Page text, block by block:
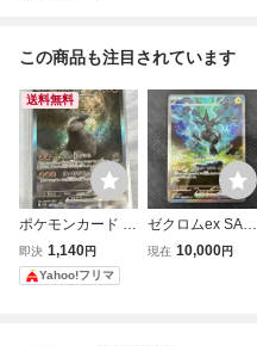
この商品も注目されています
送料無料
ポケモンカード ド
リュウズex SAR S
V11B 171/086
即決 1,140円
Yahoo!フリマ
ゼクロムex SAR s
v11B 169/086 ポ
現在 10,000円